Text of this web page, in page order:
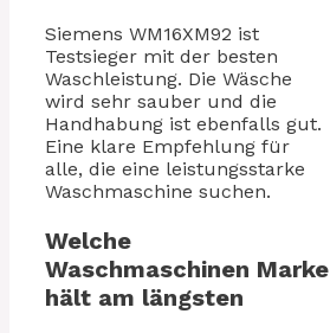
Siemens WM16XM92 ist
Testsieger mit der besten
Waschleistung. Die Wäsche
wird sehr sauber und die
Handhabung ist ebenfalls gut.
Eine klare Empfehlung für
alle, die eine leistungsstarke
Waschmaschine suchen.
Welche
Waschmaschinen Marke
hält am längsten